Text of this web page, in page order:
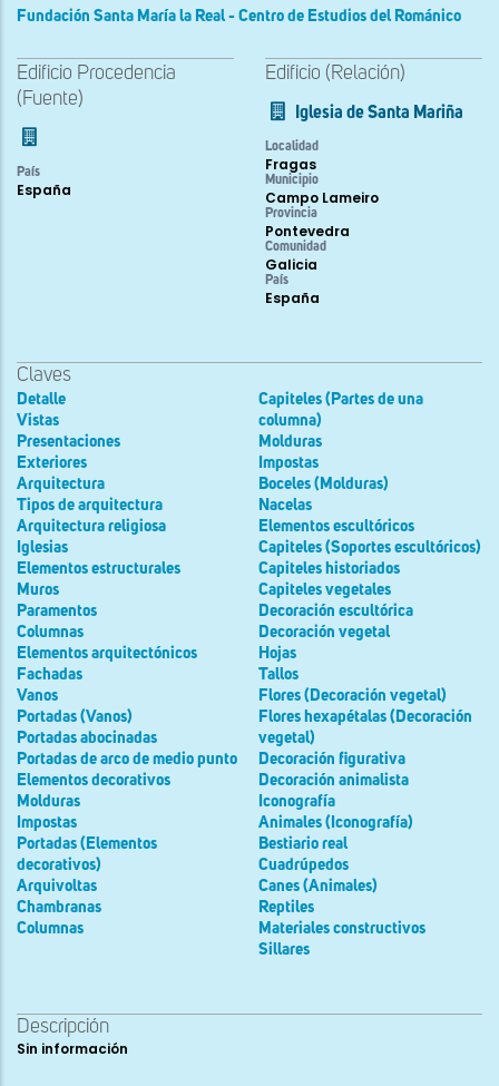
Fundación Santa María la Real - Centro de Estudios del Románico
Edificio Procedencia
(Fuente)
País
España
Edificio (Relación)
Iglesia de Santa Mariña
Localidad
Fragas
Municipio
Campo Lameiro
Provincia
Pontevedra
Comunidad
Galicia
País
España
Claves
Detalle
Vistas
Presentaciones
Exteriores
Arquitectura
Tipos de arquitectura
Arquitectura religiosa
Iglesias
Elementos estructurales
Muros
Paramentos
Columnas
Elementos arquitectónicos
Fachadas
Vanos
Portadas (Vanos)
Portadas abocinadas
Portadas de arco de medio punto
Elementos decorativos
Molduras
Impostas
Portadas (Elementos
decorativos)
Arquivoltas
Chambranas
Columnas
Capiteles (Partes de una
columna)
Molduras
Impostas
Boceles (Molduras)
Nacelas
Elementos escultóricos
Capiteles (Soportes escultóricos)
Capiteles historiados
Capiteles vegetales
Decoración escultórica
Decoración vegetal
Hojas
Tallos
Flores (Decoración vegetal)
Flores hexapétalas (Decoración
vegetal)
Decoración figurativa
Decoración animalista
Iconografía
Animales (Iconografía)
Bestiario real
Cuadrúpedos
Canes (Animales)
Reptiles
Materiales constructivos
Sillares
Descripción
Sin información